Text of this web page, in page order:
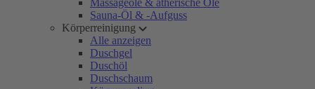
Massageöle & ätherische Öle
Sauna-Öl & -Aufguss
Körperreinigung
Alle anzeigen
Duschgel
Duschöl
Duschschaum